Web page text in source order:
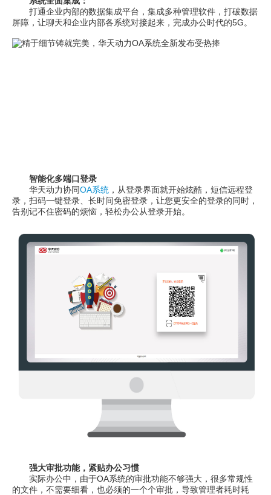
打通企业内部的数据集成平台，集成多种管理软件，打破数据
屏障，让聊天和企业内部各系统对接起来，完成办公时代的5G。
智能化多端口登录
华天动力协同OA系统 ，从登录界面就开始炫酷，短信远程登
录，扫码一键登录、长时间免密登录，让您更安全的登录的同时，
告别记不住密码的烦恼，轻松办公从登录开始。
强大审批功能，紧贴办公习惯
实际办公中，由于OA系统的审批功能不够强大，很多常规性
的文件，不需要细看，也必须的一个个审批，导致管理者耗时耗